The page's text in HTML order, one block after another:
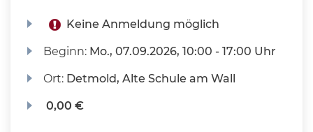
Keine Anmeldung möglich
Beginn: Mo., 07.09.2026, 10:00 - 17:00 Uhr
Ort: Detmold, Alte Schule am Wall
0,00 €